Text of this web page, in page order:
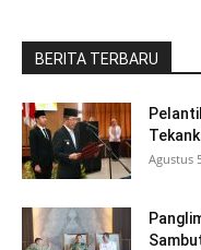
BERITA TERBARU
Agustus